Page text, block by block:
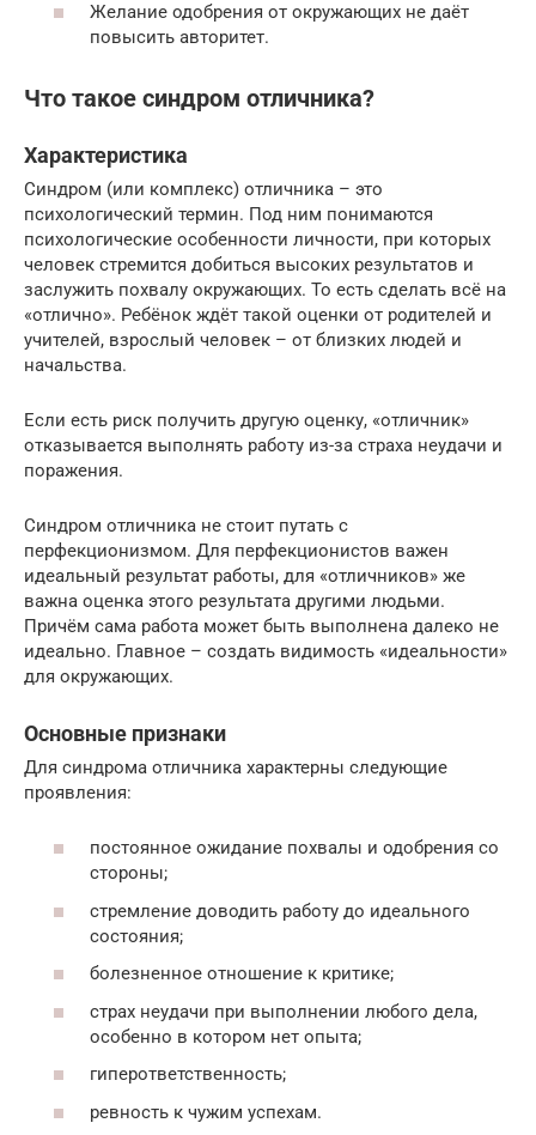
Желание одобрения от окружающих не даёт
повысить авторитет.
Что такое синдром отличника?
Характеристика
Синдром (или комплекс) отличника – это
психологический термин. Под ним понимаются
психологические особенности личности, при которых
человек стремится добиться высоких результатов и
заслужить похвалу окружающих. То есть сделать всё на
«отлично». Ребёнок ждёт такой оценки от родителей и
учителей, взрослый человек – от близких людей и
начальства.
Если есть риск получить другую оценку, «отличник»
отказывается выполнять работу из-за страха неудачи и
поражения.
Синдром отличника не стоит путать с
перфекционизмом. Для перфекционистов важен
идеальный результат работы, для «отличников» же
важна оценка этого результата другими людьми.
Причём сама работа может быть выполнена далеко не
идеально. Главное – создать видимость «идеальности»
для окружающих.
Основные признаки
Для синдрома отличника характерны следующие
проявления:
постоянное ожидание похвалы и одобрения со
стороны;
стремление доводить работу до идеального
состояния;
болезненное отношение к критике;
страх неудачи при выполнении любого дела,
особенно в котором нет опыта;
гиперответственность;
ревность к чужим успехам.